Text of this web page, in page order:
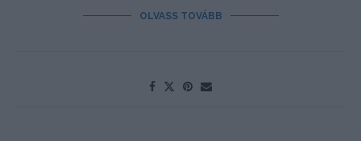
OLVASS TOVÁBB